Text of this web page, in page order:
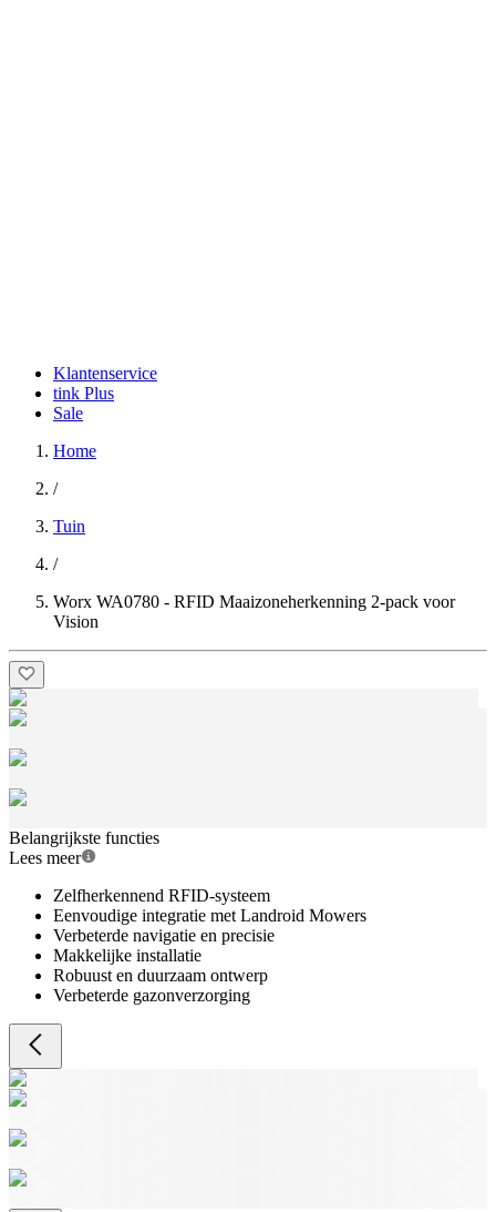
Klantenservice
tink Plus
Sale
Home
/
Tuin
/
Worx WA0780 - RFID Maaizoneherkenning 2-pack voor
Vision
Belangrijkste functies
Lees meer
Zelfherkennend RFID-systeem
Eenvoudige integratie met Landroid Mowers
Verbeterde navigatie en precisie
Makkelijke installatie
Robuust en duurzaam ontwerp
Verbeterde gazonverzorging